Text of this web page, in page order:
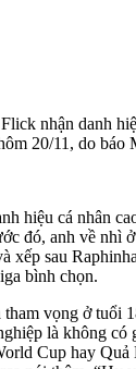
nhận danh
20/11, do báo
hiệu cá nhân
đó, anh về nhì
xếp sau
bình chọn.
vọng ở tuổi
là không có
Cup hay